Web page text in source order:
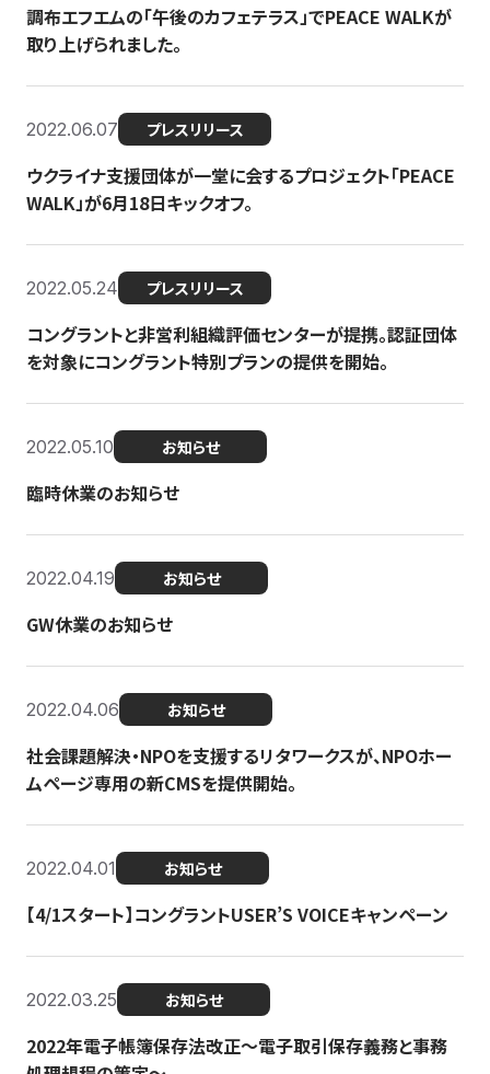
調布エフエムの「午後のカフェテラス」でPEACE WALKが
取り上げられました。
2022.06.07 プレスリリース
ウクライナ支援団体が一堂に会するプロジェクト「PEACE
WALK」が6月18日キックオフ。
2022.05.24 プレスリリース
コングラントと非営利組織評価センターが提携。認証団体
を対象にコングラント特別プランの提供を開始。
2022.05.10 お知らせ
臨時休業のお知らせ
2022.04.19 お知らせ
GW休業のお知らせ
2022.04.06 お知らせ
社会課題解決・NPOを支援するリタワークスが、NPOホー
ムページ専用の新CMSを提供開始。
2022.04.01 お知らせ
【4/1スタート】コングラントUSER’S VOICEキャンペーン
2022.03.25 お知らせ
2022年電子帳簿保存法改正～電子取引保存義務と事務